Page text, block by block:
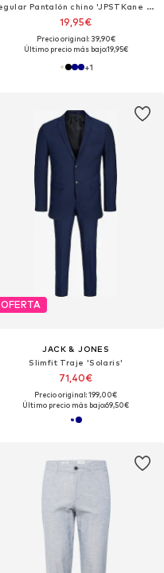
regular Pantalón chino 'JPSTKane Rocco'
19,95€
Precio original: 39,90€
Último precio más bajo:19,95€
+1
OFERTA
JACK & JONES
Slimfit Traje 'Solaris'
71,40€
Precio original: 199,00€
Último precio más bajo:69,50€